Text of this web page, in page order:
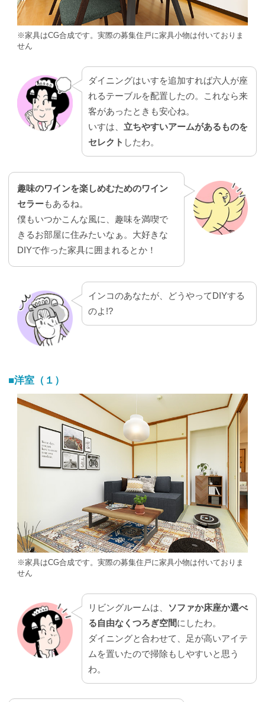
※家具はCG合成です。実際の募集住戸に家具小物は付いておりま
せん
ダイニングはいすを追加すれば六人が座
れるテーブルを配置したの。これなら来
客があったときも安心ね。
いすは、 立ちやすいアームがあるものを
セレクト したわ。
趣味のワインを楽しめむためのワイン
セラーもあるね。
僕もいつかこんな風に、趣味を満喫で
きるお部屋に住みたいなぁ。大好きな
DIYで作った家具に囲まれるとか！
インコのあなたが、どうやってDIYする
のよ!?
■洋室（１）
※家具はCG合成です。実際の募集住戸に家具小物は付いておりま
せん
リビングルームは、
ソファか床座か選べ
る自由なくつろぎ空間にしたわ。
ダイニングと合わせて、足が高いアイテ
ムを置いたので掃除もしやすいと思う
わ。